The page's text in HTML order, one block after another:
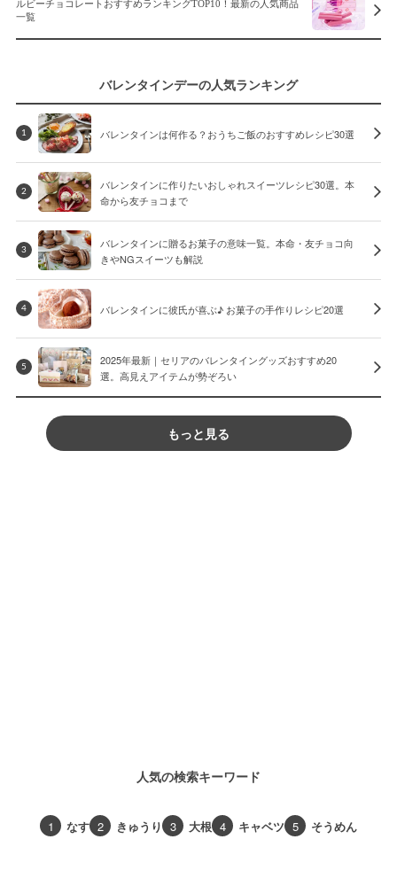
ルビーチョコレートおすすめランキングTOP10！最新の人気商品
一覧
バレンタインデーの人気ランキング
1 バレンタインは何作る？おうちご飯のおすすめレシピ30選
2
バレンタインに作りたいおしゃれスイーツレシピ30選。本
命から友チョコまで
3
バレンタインに贈るお菓子の意味一覧。本命・友チョコ向
きやNGスイーツも解説
4 バレンタインに彼氏が喜ぶ♪ お菓子の手作りレシピ20選
5
2025年最新｜セリアのバレンタイングッズおすすめ20
選。高見えアイテムが勢ぞろい
もっと見る
人気の検索キーワード
1 なす 2 きゅうり 3 大根 4 キャベツ 5 そうめん